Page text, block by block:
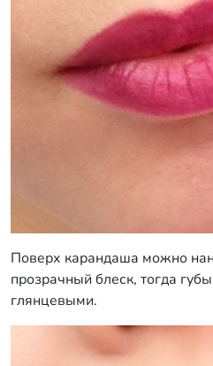
Поверх карандаша можно
прозрачный блеск, тогда
глянцевыми.